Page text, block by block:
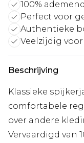
100%
Perfect voor
Authentieke
Veelzijdig
Beschrijving
Klassieke
comfortabele
over andere
Vervaardigd van